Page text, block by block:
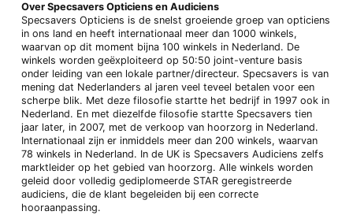
Over Specsavers Opticiens en Audiciens
Specsavers Opticiens is de snelst groeiende groep van opticiens
in ons land en heeft internationaal meer dan 1000 winkels,
waarvan op dit moment bijna 100 winkels in Nederland. De
winkels worden geëxploiteerd op 50:50 joint-venture basis
onder leiding van een lokale partner/directeur. Specsavers is van
mening dat Nederlanders al jaren veel teveel betalen voor een
scherpe blik. Met deze filosofie startte het bedrijf in 1997 ook in
Nederland. En met diezelfde filosofie startte Specsavers tien
jaar later, in 2007, met de verkoop van hoorzorg in Nederland.
Internationaal zijn er inmiddels meer dan 200 winkels, waarvan
78 winkels in Nederland. In de UK is Specsavers Audiciens zelfs
marktleider op het gebied van hoorzorg. Alle winkels worden
geleid door volledig gediplomeerde STAR geregistreerde
audiciens, die de klant begeleiden bij een correcte
hooraanpassing.